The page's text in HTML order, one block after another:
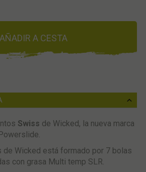
AÑADIR A CESTA
Swiss de Wicked, la nueva marca
de Wicked está formado por 7 bolas
con grasa Multi temp SLR.